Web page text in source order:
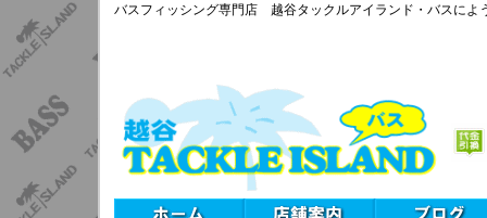
バスフィッシング専門店 越谷タックルアイランド・バスによ